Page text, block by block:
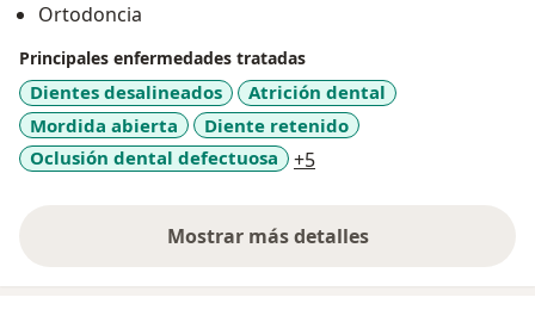
Ortodoncia
Principales enfermedades tratadas
Dientes desalineados
Atrición dental
Mordida abierta
Diente retenido
Oclusión dental defectuosa
+5a11y_sr_more_diseases
Mostrar más detalles
sobre la experiencia